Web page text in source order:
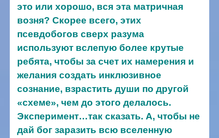
это или хорошо, вся эта матричная
возня? Скорее всего, этих
псевдобогов сверх разума
используют вслепую более крутые
ребята, чтобы за счет их намерения и
желания создать инклюзивное
сознание, взрастить души по другой
«схеме», чем до этого делалось.
Эксперимент…так сказать. А, чтобы не
дай бог заразить всю вселенную